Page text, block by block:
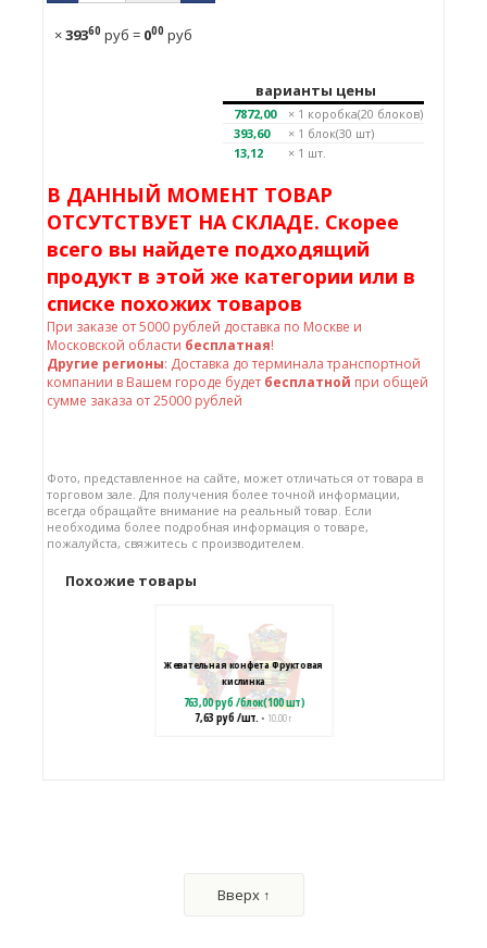
×39360 руб = 000 руб
варианты цены
7872,00 × 1 коробка(20 блоков)
393,60
× 1 блок(30 шт)
13,12
× 1 шт.
В ДАННЫЙ МОМЕНТ ТОВАР
ОТСУТСТВУЕТ НА СКЛАДЕ. Скорее
всего вы найдете подходящий
продукт в этой же категории или в
списке похожих товаров
При заказе от5000рублей доставка по Москве и
Московской области бесплатная!
Другие регионы: Доставка до терминала транспортной
компании в Вашем городе будет бесплатной при общей
сумме заказа от 25000 рублей
Фото, представленное на сайте, может отличаться от товара в
торговом зале. Для получения более точной информации,
всегда обращайте внимание на реальный товар. Если
необходима более подробная информация о товаре,
пожалуйста, свяжитесь с производителем.
Похожие товары
Жевательная конфета Фруктовая
кислинка
763,00руб /блок(100 шт)
7,63 руб/шт. • 10.00 г
руб/шт. • 9.00 г
Вверх ↑